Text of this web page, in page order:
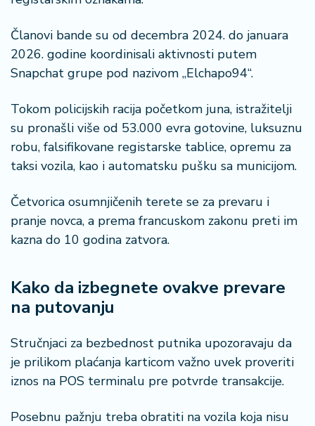
Članovi bande su od decembra 2024. do januara
2026. godine koordinisali aktivnosti putem
Snapchat grupe pod nazivom „Elchapo94“.
Tokom policijskih racija početkom juna, istražitelji
su pronašli više od 53.000 evra gotovine, luksuznu
robu, falsifikovane registarske tablice, opremu za
taksi vozila, kao i automatsku pušku sa municijom.
Četvorica osumnjičenih terete se za prevaru i
pranje novca, a prema francuskom zakonu preti im
kazna do 10 godina zatvora.
Kako da izbegnete ovakve prevare
na putovanju
Stručnjaci za bezbednost putnika upozoravaju da
je prilikom plaćanja karticom važno uvek proveriti
iznos na POS terminalu pre potvrde transakcije.
Posebnu pažnju treba obratiti na vozila koja nisu